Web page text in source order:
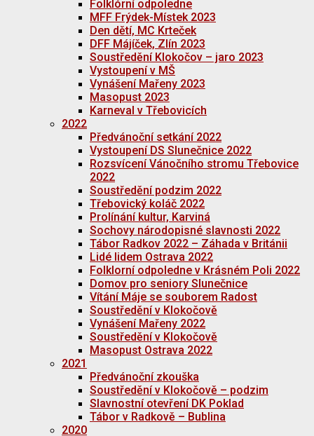
Folklórní odpoledne
MFF Frýdek-Místek 2023
Den dětí, MC Krteček
DFF Májíček, Zlín 2023
Soustředění Klokočov – jaro 2023
Vystoupení v MŠ
Vynášení Mařeny 2023
Masopust 2023
Karneval v Třebovicích
2022
Předvánoční setkání 2022
Vystoupení DS Slunečnice 2022
Rozsvícení Vánočního stromu Třebovice
2022
Soustředění podzim 2022
Třebovický koláč 2022
Prolínání kultur, Karviná
Sochovy národopisné slavnosti 2022
Tábor Radkov 2022 – Záhada v Británii
Lidé lidem Ostrava 2022
Folklorní odpoledne v Krásném Poli 2022
Domov pro seniory Slunečnice
Vítání Máje se souborem Radost
Soustředění v Klokočově
Vynášení Mařeny 2022
Soustředění v Klokočově
Masopust Ostrava 2022
2021
Předvánoční zkouška
Soustředění v Klokočově – podzim
Slavnostní otevření DK Poklad
Tábor v Radkově – Bublina
2020